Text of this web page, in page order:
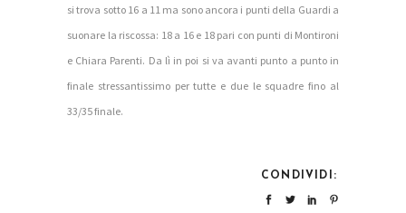
si trova sotto 16 a 11 ma sono ancora i punti della Guardi a
suonare la riscossa: 18 a 16 e 18 pari con punti di Montironi
e Chiara Parenti. Da lì in poi si va avanti punto a punto in
finale stressantissimo per tutte e due le squadre fino al
33/35 finale.
CONDIVIDI: